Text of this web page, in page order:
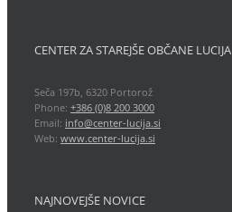
CENTER ZA STAREJŠE OBČANE LUCIJA
Seča 197b, 6320 Portorož
Phone: +386 (0)8 200 3000
Email: info@center-lucija.si
Web: www.center-lucija.si
NAJNOVEJŠE NOVICE